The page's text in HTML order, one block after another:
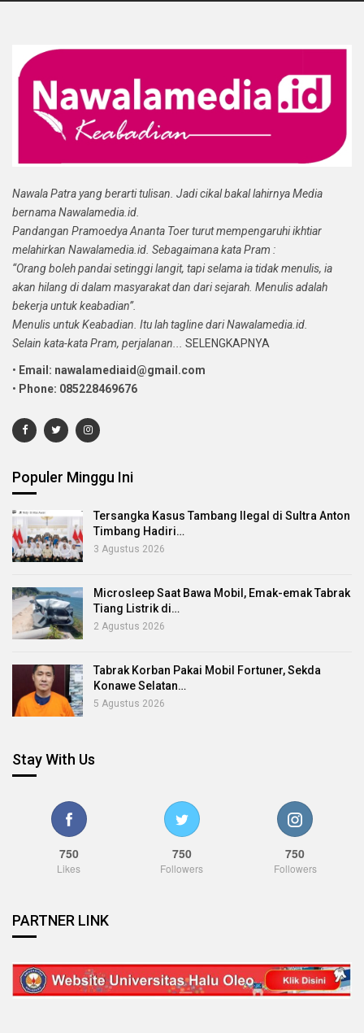
Nawala Patra yang berarti tulisan. Jadi cikal bakal lahirnya Media
bernama Nawalamedia.id.
Pandangan Pramoedya Ananta Toer turut mempengaruhi ikhtiar
melahirkan Nawalamedia.id. Sebagaimana kata Pram :
“Orang boleh pandai setinggi langit, tapi selama ia tidak menulis, ia
akan hilang di dalam masyarakat dan dari sejarah. Menulis adalah
bekerja untuk keabadian”.
Menulis untuk Keabadian. Itu lah tagline dari Nawalamedia.id.
Selain kata-kata Pram, perjalanan...
SELENGKAPNYA
• Email: nawalamediaid@gmail.com
• Phone: 085228469676
Populer Minggu Ini
Tersangka Kasus Tambang Ilegal di Sultra Anton
Timbang Hadiri…
3 Agustus 2026
Microsleep Saat Bawa Mobil, Emak-emak Tabrak
Tiang Listrik di…
2 Agustus 2026
Tabrak Korban Pakai Mobil Fortuner, Sekda
Konawe Selatan…
5 Agustus 2026
Stay With Us
750
Likes
750
Followers
750
Followers
PARTNER LINK